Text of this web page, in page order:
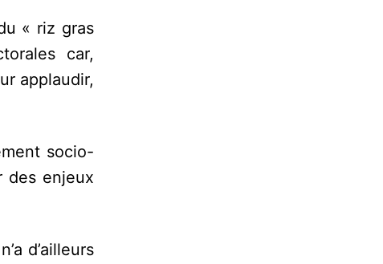
« riz gras
car,
applaudir,
socio-
des enjeux
d’ailleurs